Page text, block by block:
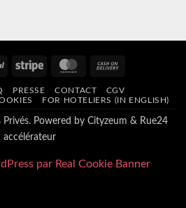
PayPal Stripe MasterCard
Delivery
PRESSE CONTACT
CGV
FOR HOTELIERS (IN ENGLISH)
Powered by Cityzeum & Rue24
accélérateur
par Real Cookie Banner